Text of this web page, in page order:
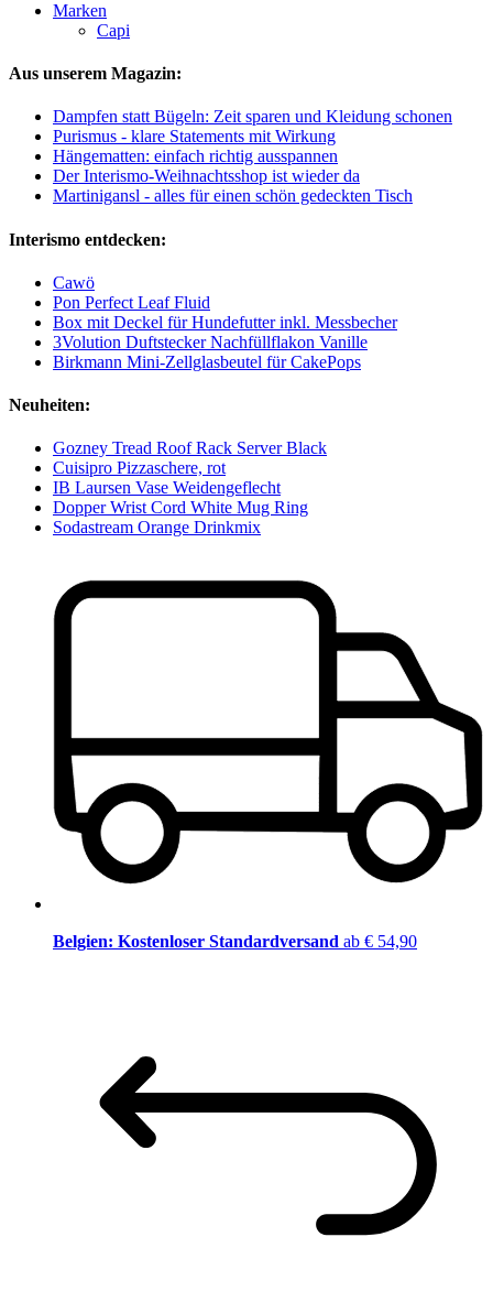
Marken
Capi
Aus unserem Magazin:
Dampfen statt Bügeln: Zeit sparen und Kleidung schonen
Purismus - klare Statements mit Wirkung
Hängematten: einfach richtig ausspannen
Der Interismo-Weihnachtsshop ist wieder da
Martinigansl - alles für einen schön gedeckten Tisch
Interismo entdecken:
Cawö
Pon Perfect Leaf Fluid
Box mit Deckel für Hundefutter inkl. Messbecher
3Volution Duftstecker Nachfüllflakon Vanille
Birkmann Mini-Zellglasbeutel für CakePops
Neuheiten:
Gozney Tread Roof Rack Server Black
Cuisipro Pizzaschere, rot
IB Laursen Vase Weidengeflecht
Dopper Wrist Cord White Mug Ring
Sodastream Orange Drinkmix
Belgien: Kostenloser Standardversand ab € 54,90